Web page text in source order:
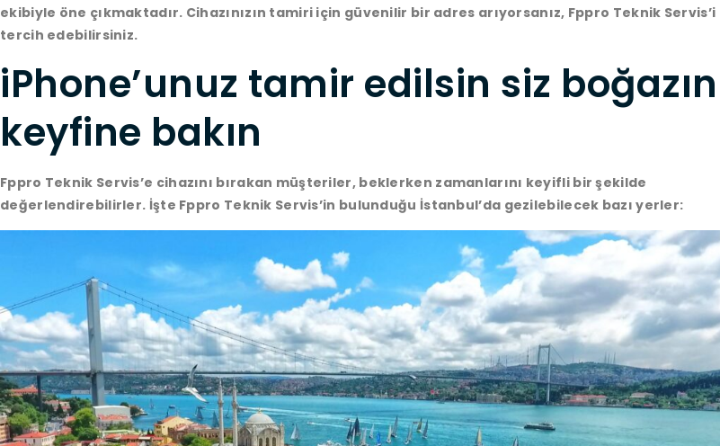
ekibiyle öne çıkmaktadır. Cihazınızın tamiri için güvenilir bir adres arıyorsanız, Fppro Teknik Servis’i
tercih edebilirsiniz.
iPhone’unuz tamir edilsin siz boğazın
keyfine bakın
Fppro Teknik Servis’e cihazını bırakan müşteriler, beklerken zamanlarını keyifli bir şekilde
değerlendirebilirler. İşte Fppro Teknik Servis’in bulunduğu İstanbul’da gezilebilecek bazı yerler: